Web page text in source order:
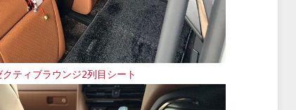
ティブラウンジ2列目シート